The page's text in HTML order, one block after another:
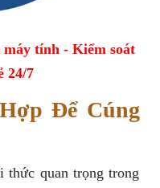
máy tính - Kiểm soát
24/7
Để Cúng
thức quan trọng trong